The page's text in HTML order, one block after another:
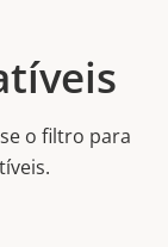
o filtro para